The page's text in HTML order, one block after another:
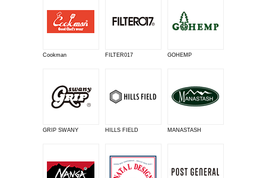
Cookman FILTER017 GOHEMP
GRIP SWANY HILLS FIELD MANASTASH